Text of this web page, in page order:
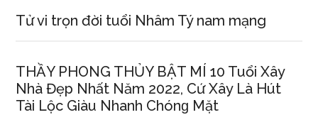
Tử vi trọn đời tuổi Nhâm Tý nam mạng
THẦY PHONG THỦY BẬT MÍ 10 Tuổi Xây
Nhà Đẹp Nhất Năm 2022, Cứ Xây Là Hút
Tài Lộc Giàu Nhanh Chónɡ Mặt